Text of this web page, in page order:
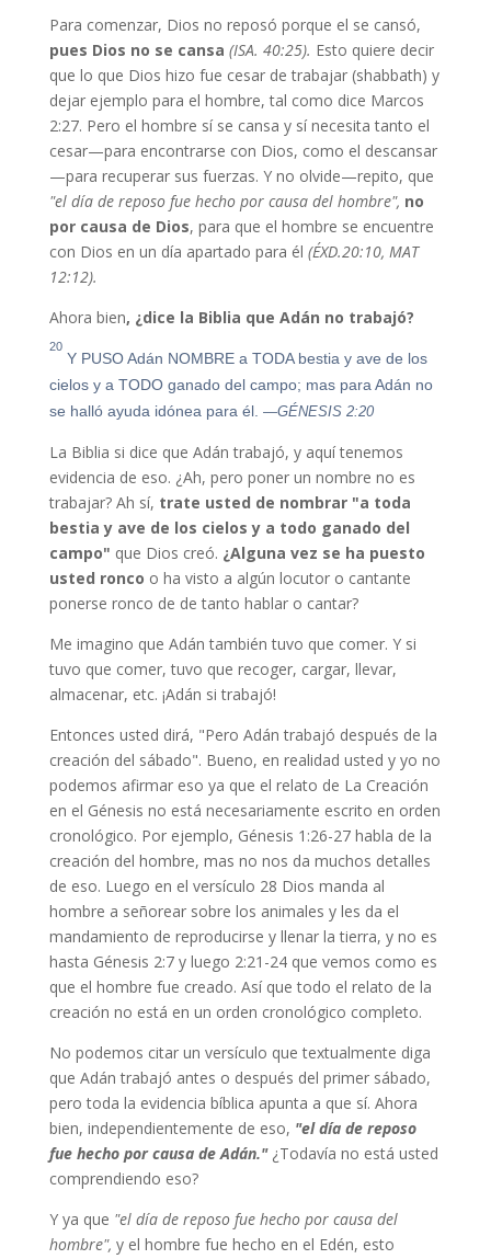
Para comenzar, Dios no reposó porque el se cansó,
pues Dios no se cansa (ISA. 40:25). Esto quiere decir
que lo que Dios hizo fue cesar de trabajar (shabbath) y
dejar ejemplo para el hombre, tal como dice Marcos
2:27. Pero el hombre sí se cansa y sí necesita tanto el
cesar—para encontrarse con Dios, como el descansar
—para recuperar sus fuerzas. Y no olvide—repito, que
"el día de reposo fue hecho por causa del hombre", no
por causa de Dios, para que el hombre se encuentre
con Dios en un día apartado para él (ÉXD.20:10, MAT
12:12).
Ahora bien, ¿dice la Biblia que Adán no trabajó?
20
Y PUSO Adán NOMBRE a TODA bestia y ave de los
cielos y a TODO ganado del campo; mas para Adán no
se halló ayuda idónea para él. —GÉNESIS 2:20
La Biblia si dice que Adán trabajó, y aquí tenemos
evidencia de eso. ¿Ah, pero poner un nombre no es
trabajar? Ah sí, trate usted de nombrar "a toda
bestia y ave de los cielos y a todo ganado del
campo" que Dios creó. ¿Alguna vez se ha puesto
usted ronco o ha visto a algún locutor o cantante
ponerse ronco de de tanto hablar o cantar?
Me imagino que Adán también tuvo que comer. Y si
tuvo que comer, tuvo que recoger, cargar, llevar,
almacenar, etc. ¡Adán si trabajó!
Entonces usted dirá, "Pero Adán trabajó después de la
creación del sábado". Bueno, en realidad usted y yo no
podemos afirmar eso ya que el relato de La Creación
en el Génesis no está necesariamente escrito en orden
cronológico. Por ejemplo, Génesis 1:26-27 habla de la
creación del hombre, mas no nos da muchos detalles
de eso. Luego en el versículo 28 Dios manda al
hombre a señorear sobre los animales y les da el
mandamiento de reproducirse y llenar la tierra, y no es
hasta Génesis 2:7 y luego 2:21-24 que vemos como es
que el hombre fue creado. Así que todo el relato de la
creación no está en un orden cronológico completo.
No podemos citar un versículo que textualmente diga
que Adán trabajó antes o después del primer sábado,
pero toda la evidencia bíblica apunta a que sí. Ahora
bien, independientemente de eso, "el día de reposo
fue hecho por causa de Adán." ¿Todavía no está usted
comprendiendo eso?
Y ya que "el día de reposo fue hecho por causa del
hombre", y el hombre fue hecho en el Edén, esto